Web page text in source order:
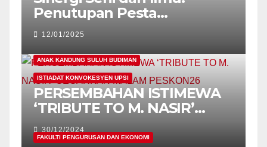
Penutupan Pesta
Konvokesyen Kali Ke-26
UPSI 2024
12/01/2025
ANAK KANDUNG SULUH BUDIMAN
ISTIADAT KONVOKESYEN UPSI
PERSEMBAHAN ISTIMEWA
‘TRIBUTE TO M. NASIR’
GEGARKAN MALAM
PESKON26
30/12/2024
FAKULTI PENGURUSAN DAN EKONOMI